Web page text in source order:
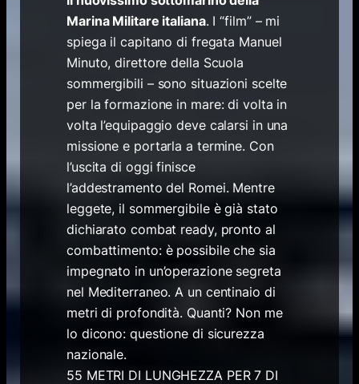
Marina Militare italiana. I “film” – mi
spiega il capitano di fregata Manuel
Minuto, direttore della Scuola
sommergibili – sono situazioni scelte
per la formazione in mare: di volta in
volta l’equipaggio deve calarsi in una
missione e portarla a termine. Con
l’uscita di oggi finisce
l’addestramento del Romei. Mentre
leggete, il sommergibile è già stato
dichiarato combat ready, pronto al
combattimento: è possibile che sia
impegnato in un’operazione segreta
nel Mediterraneo. A un centinaio di
metri di profondità. Quanti? Non me
lo dicono: questione di sicurezza
nazionale.
55 METRI DI LUNGHEZZA PER 7 DI